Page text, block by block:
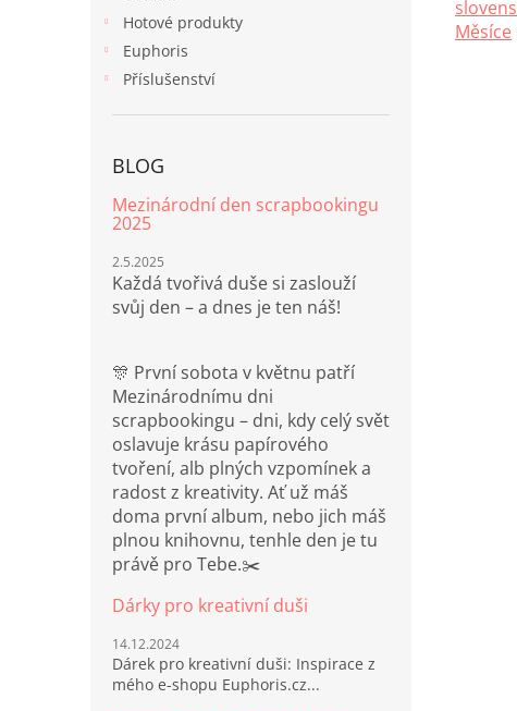
Hotové produkty
Euphoris
Příslušenství
BLOG
Mezinárodní den scrapbookingu
2025
2.5.2025
Každá tvořivá duše si zaslouží
svůj den – a dnes je ten náš!
🎊 První sobota v květnu patří
Mezinárodnímu dni
scrapbookingu – dni, kdy celý svět
oslavuje krásu papírového
tvoření, alb plných vzpomínek a
radost z kreativity. Ať už máš
doma první album, nebo jich máš
plnou knihovnu, tenhle den je tu
právě pro Tebe.✂️
Dárky pro kreativní duši
14.12.2024
Dárek pro kreativní duši: Inspirace z
mého e-shopu Euphoris.cz...
Měsíce